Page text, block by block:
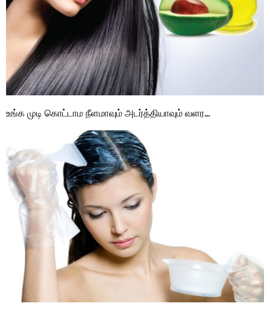
உங்க முடி கொட்டாம நீளமாவும் அடர்த்தியாவும் வளர…